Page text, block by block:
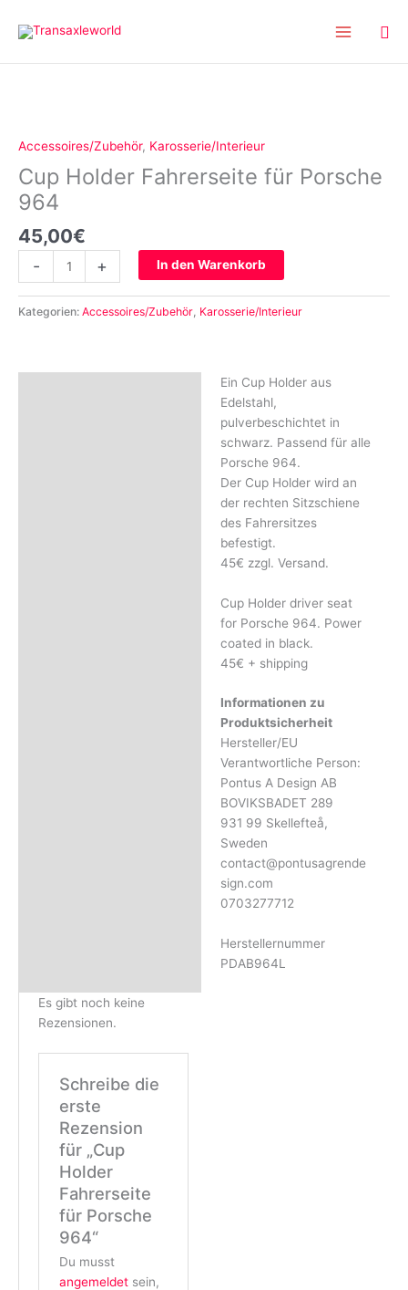
Inhalt
Accessoires/Zubehör, Karosserie/Interieur
Cup Holder Fahrerseite für Porsche
964
45,00€
-
für
Porsche
964
Menge
+ In den Warenkorb
Kategorien: Accessoires/Zubehör Karosserie/Interieur
Ein Cup Holder aus
Edelstahl,
pulverbeschichtet in
schwarz. Passend für alle
Porsche 964.
Der Cup Holder wird an
der rechten Sitzschiene
des Fahrersitzes
befestigt.
45€ zzgl. Versand.
Cup Holder driver seat
for Porsche 964. Power
coated in black.
45€ + shipping
Informationen zu
Produktsicherheit
Hersteller/EU
Verantwortliche Person:
Pontus A Design AB
BOVIKSBADET 289
931 99 Skellefteå,
Sweden
contact@pontusagrende
sign.com
0703277712
Herstellernummer
PDAB964L
Es gibt noch keine
Rezensionen.
Schreibe die
erste
Rezension
für „Cup
Holder
Fahrerseite
für Porsche
964“
Du musst
angemeldet sein,